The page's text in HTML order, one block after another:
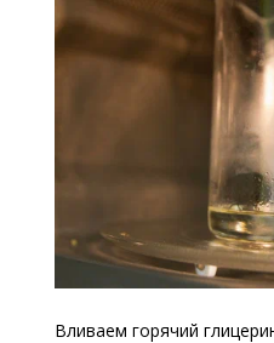
Вливаем горячий